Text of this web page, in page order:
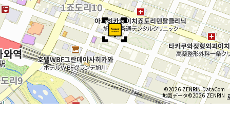
©2026 ZENRIN DataCom
地図データ©2026 ZENRIN